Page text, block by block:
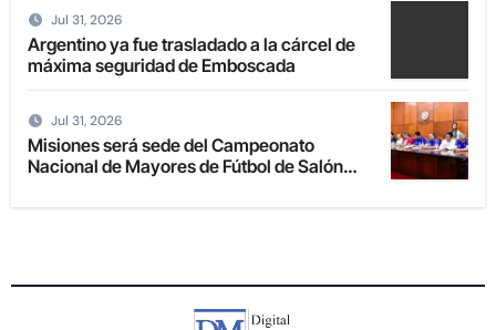
Jul 31, 2026
Argentino ya fue trasladado a la cárcel de
máxima seguridad de Emboscada
Jul 31, 2026
Misiones será sede del Campeonato
Nacional de Mayores de Fútbol de Salón